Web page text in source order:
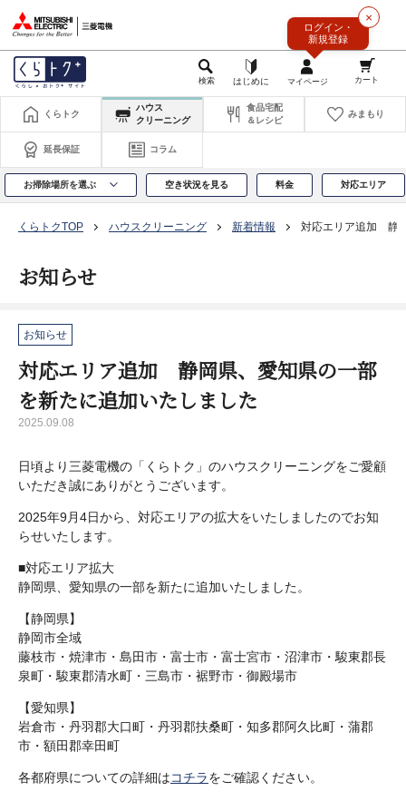
×
ログイン・
新規登録
くらトク
ハウス
クリーニング
食品宅配
＆レシピ
みまもり
延長保証 コラム
お掃除場所を選ぶ 空き状況を見る 料金 対応エリア
くらトクTOP ハウスクリーニング 新着情報 対応エリア追加 静
お知らせ
お知らせ
対応エリア追加 静岡県、愛知県の一部
を新たに追加いたしました
2025.09.08
日頃より三菱電機の「くらトク」のハウスクリーニングをご愛顧
いただき誠にありがとうございます。
2025年9月4日から、対応エリアの拡大をいたしましたのでお知
らせいたします。
■対応エリア拡大
静岡県、愛知県の一部を新たに追加いたしました。
【静岡県】
静岡市全域
藤枝市・焼津市・島田市・富士市・富士宮市・沼津市・駿東郡長
泉町・駿東郡清水町・三島市・裾野市・御殿場市
【愛知県】
岩倉市・丹羽郡大口町・丹羽郡扶桑町・知多郡阿久比町・蒲郡
市・額田郡幸田町
各都府県についての詳細はコチラをご確認ください。